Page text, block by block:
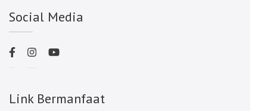
Social Media
Link Bermanfaat